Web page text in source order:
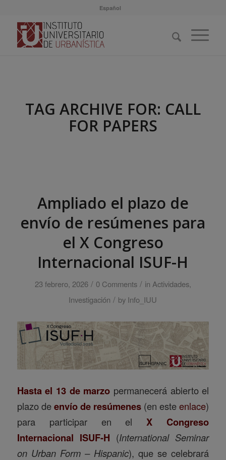
Español
TAG ARCHIVE FOR: CALL
FOR PAPERS
Ampliado el plazo de
envío de resúmenes para
el X Congreso
Internacional ISUF-H
23 febrero, 2026 / 0 Comments / in Actividades,
Investigación / by Info_IUU
Hasta el 13 de marzo permanecerá abierto el
plazo deenvío de resúmenes (en esteenlace)
para participar en el X Congreso
Internacional ISUF-H (International Seminar
on Urban Form – Hispanic), que se celebrará